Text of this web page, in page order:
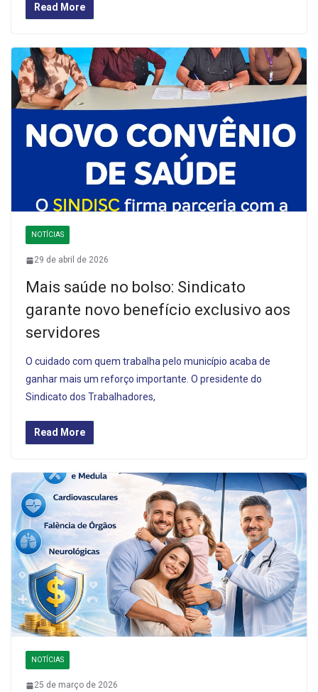
Read More
NOTÍCIAS
29 de abril de 2026
Mais saúde no bolso: Sindicato
garante novo benefício exclusivo aos
servidores
O cuidado com quem trabalha pelo município acaba de
ganhar mais um reforço importante. O presidente do
Sindicato dos Trabalhadores,
Read More
NOTÍCIAS
25 de março de 2026